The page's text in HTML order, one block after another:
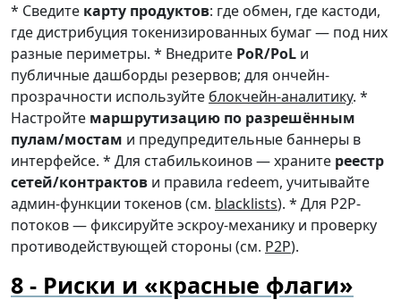
* Сведите карту продуктов: где обмен, где кастоди,
где дистрибуция токенизированных бумаг — под них
разные периметры. * Внедрите PoR/PoL и
публичные дашборды резервов; для ончейн-
прозрачности используйте блокчейн-аналитику. *
Настройте маршрутизацию по разрешённым
пулам/мостам и предупредительные баннеры в
интерфейсе. * Для стабилькоинов — храните реестр
сетей/контрактов и правила redeem, учитывайте
админ-функции токенов (см. blacklists). * Для P2P-
потоков — фиксируйте эскроу-механику и проверку
противодействующей стороны (см. P2P).
Риски и «красные флаги»